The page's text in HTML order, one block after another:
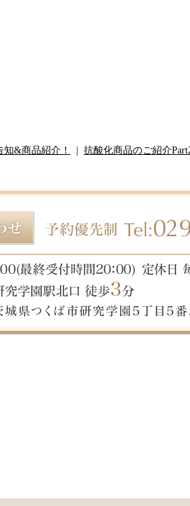
&商品紹介！ 抗酸化商品のご紹介